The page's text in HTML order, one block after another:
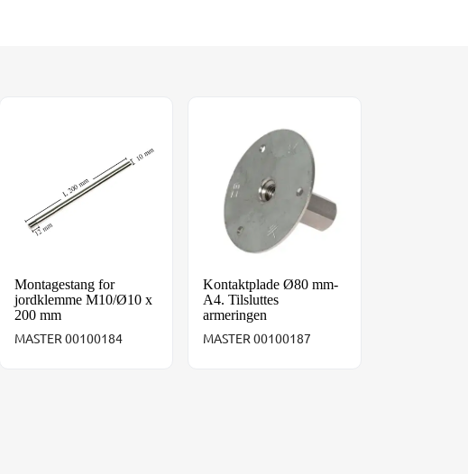
Montagestang for
jordklemme M10/Ø10 x
200 mm
MASTER 00100184
Kontaktplade Ø80 mm-
A4. Tilsluttes
armeringen
MASTER 00100187